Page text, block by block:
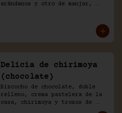
arándanos y otro de manjar,
Delicia de chirimoya
(chocolate)
Bizcocho de chocolate, doble
relleno, crema pastelera de la
casa, chirimoya y trozos de